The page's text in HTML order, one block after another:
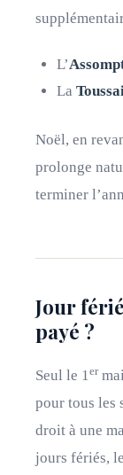
L’
La
Noël, en
prolonge
terminer
Jour
payé ?
Seul le 1er
pour tous les
droit à une
jours fériés,